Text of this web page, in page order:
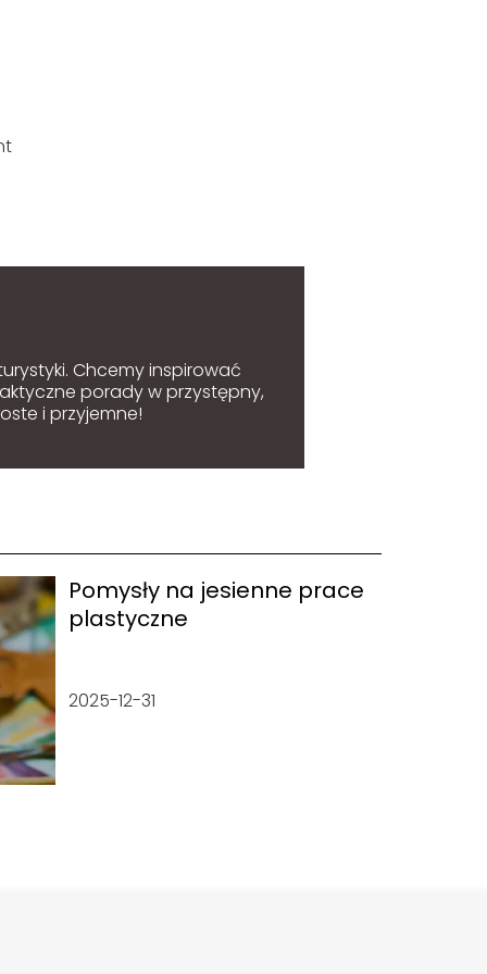
Chcemy inspirować
porady w przystępny,
i przyjemne!
Pomysły na jesienne prace
plastyczne
2025-12-31